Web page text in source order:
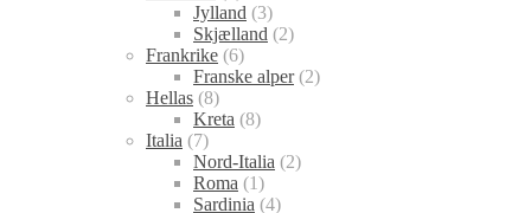
Jylland (3)
Skjælland (2)
Frankrike (6)
Franske alper(2)
Hellas (8)
Kreta (8)
Italia (7)
Nord-Italia (2)
Roma (1)
Sardinia (4)